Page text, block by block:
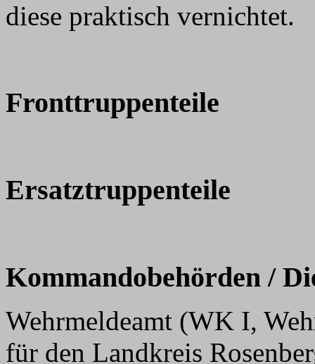
diese praktisch vernichtet.
Fronttruppenteile
Ersatztruppenteile
Kommandobehörden /
Wehrmeldeamt (WK I,
für den Landkreis